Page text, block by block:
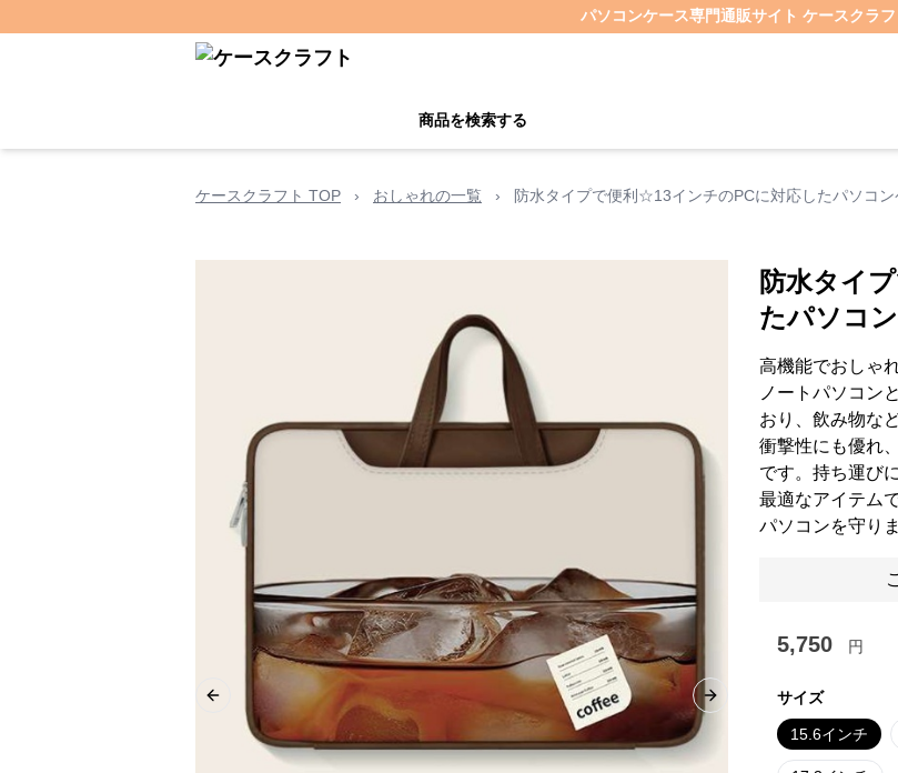
パソコンケース専門通販サイト ケースクラフ
商品を検索する
ケースクラフト TOP › おしゃれの一覧 › 防水タイプで便利☆13インチのPCに対応したパソコン
Previous slide Next slide
防水タイ
たパソコ
高機能でおしゃ
ノートパソコン
おり、飲み物な
衝撃性にも優れ
です。持ち運び
最適なアイテム
パソコンを守り
5,750 円
サイズ
15.6インチ